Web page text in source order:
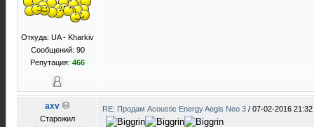
Откуда: UA - Kharkiv
Сообщений: 90
Репутация: 466
axv
Старожил
RE: Продам Acoustic Energy Aegis Neo 3 / 07-02-2016 21:32